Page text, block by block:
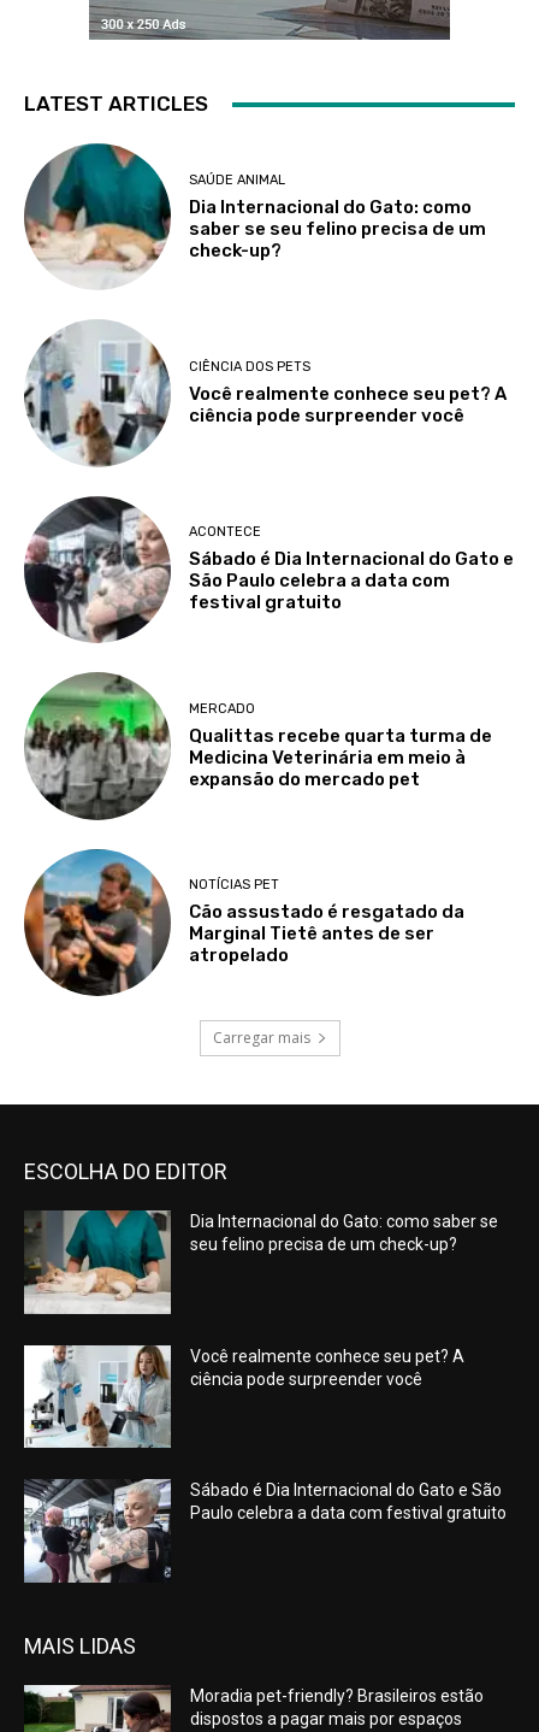
LATEST ARTICLES
SAÚDE ANIMAL
Dia Internacional do Gato: como
saber se seu felino precisa de um
check-up?
CIÊNCIA DOS PETS
Você realmente conhece seu pet? A
ciência pode surpreender você
ACONTECE
Sábado é Dia Internacional do Gato e
São Paulo celebra a data com
festival gratuito
MERCADO
Qualittas recebe quarta turma de
Medicina Veterinária em meio à
expansão do mercado pet
NOTÍCIAS PET
Cão assustado é resgatado da
Marginal Tietê antes de ser
atropelado
Carregar mais
ESCOLHA DO EDITOR
Dia Internacional do Gato: como saber se
seu felino precisa de um check-up?
Você realmente conhece seu pet? A
ciência pode surpreender você
Sábado é Dia Internacional do Gato e São
Paulo celebra a data com festival gratuito
MAIS LIDAS
Moradia pet-friendly? Brasileiros estão
dispostos a pagar mais por espaços